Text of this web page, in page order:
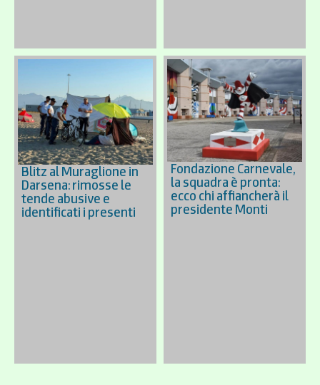
Blitz al Muraglione in
Darsena: rimosse le
tende abusive e
identificati i presenti
Fondazione Carnevale,
la squadra è pronta:
ecco chi affiancherà il
presidente Monti